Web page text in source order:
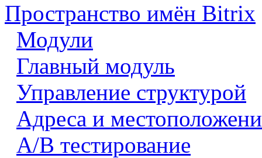
Пространство имён Bitrix
Модули
Главный модуль
Управление структурой
Адреса и
А/В тестирование